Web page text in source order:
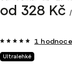
od 328 Kč
Ultralehké
1